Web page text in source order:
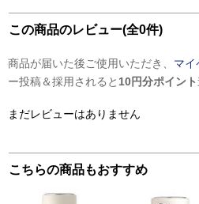
この商品のレビュー(全0件)
商品が届いた後ご使用いただき、 マイ
ー投稿＆採用されると 10円分ポイント
まだレビューはありません
こちらの商品もおすすめ